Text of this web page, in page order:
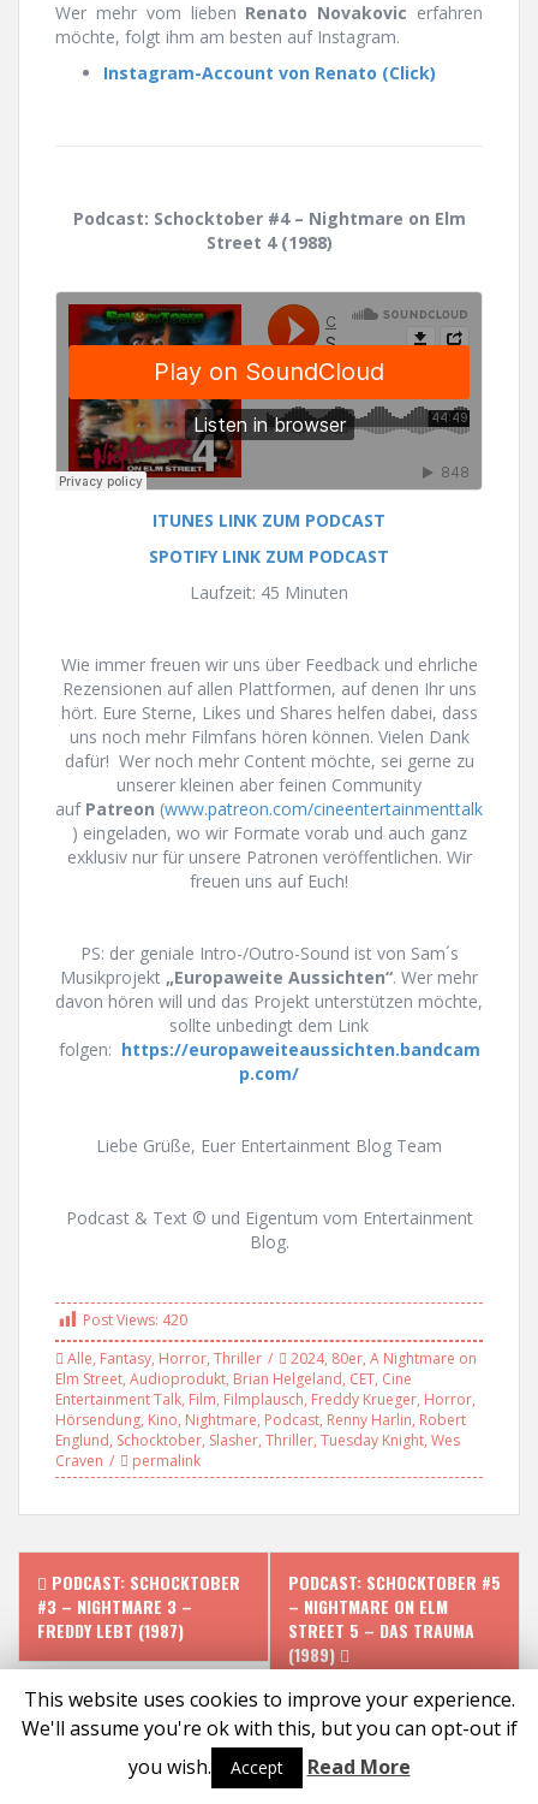
Wer mehr vom lieben Renato Novakovic erfahren
möchte, folgt ihm am besten auf Instagram.
Instagram-Account von Renato (Click)
Podcast: Schocktober #4 – Nightmare on Elm
Street 4 (1988)
ITUNES LINK ZUM PODCAST
SPOTIFY LINK ZUM PODCAST
Laufzeit: 45 Minuten
Wie immer freuen wir uns über Feedback und ehrliche
Rezensionen auf allen Plattformen, auf denen Ihr uns
hört. Eure Sterne, Likes und Shares helfen dabei, dass
uns noch mehr Filmfans hören können. Vielen Dank
dafür! Wer noch mehr Content möchte, sei gerne zu
unserer kleinen aber feinen Community
auf Patreon (www.patreon.com/cineentertainmenttalk
) eingeladen, wo wir Formate vorab und auch ganz
exklusiv nur für unsere Patronen veröffentlichen. Wir
freuen uns auf Euch!
PS: der geniale Intro-/Outro-Sound ist von Sam´s
Musikprojekt „Europaweite Aussichten“. Wer mehr
davon hören will und das Projekt unterstützen möchte,
sollte unbedingt dem Link
folgen: https://europaweiteaussichten.bandcam
p.com/
Liebe Grüße, Euer Entertainment Blog Team
Podcast & Text © und Eigentum vom Entertainment
Blog.
Post Views: 420
Alle, Fantasy, Horror, Thriller 2024, 80er, A Nightmare on
Elm Street, Audioprodukt, Brian Helgeland, CET, Cine
Entertainment Talk, Film, Filmplausch, Freddy Krueger, Horror,
Hörsendung, Kino, Nightmare, Podcast, Renny Harlin, Robert
Englund, Schocktober, Slasher, Thriller, Tuesday Knight, Wes
Craven
permalink
P
o
s
t
PODCAST: SCHOCKTOBER
#3 – NIGHTMARE 3 –
FREDDY LEBT (1987)
PODCAST: SCHOCKTOBER #5
– NIGHTMARE ON ELM
STREET 5 – DAS TRAUMA
(1989)
Proudly powered by WordPress |Theme: Solon by aThemes
This website uses cookies to improve your experience.
We'll assume you're ok with this, but you can opt-out if
you wish.
Accept Read More
Social media & sharing icons powered by